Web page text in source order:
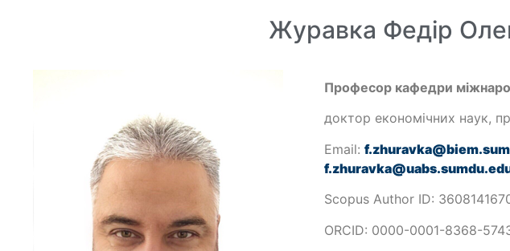
Журавка Федір
Професор кафедри
доктор економічних наук,
Email:
f.zhuravka@uabs
Scopus Author ID:
ORCID: 0000-0001-8368-